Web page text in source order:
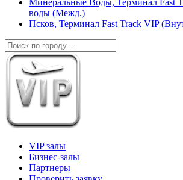
Минеральные Воды, Терминал Fast
воды (Межд.)
Псков, Терминал Fast Track VIP
VIP залы
Бизнес-залы
Партнеры